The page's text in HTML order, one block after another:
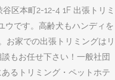
区本町2-12-4 1F 出張トリミ
ウです。高齢犬もハンディを
お家での出張トリミングはリ
もお任せ下さい！一般社団
るトリミング・ペットホテ